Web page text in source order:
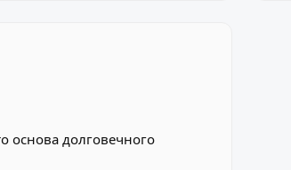
основа долговечного